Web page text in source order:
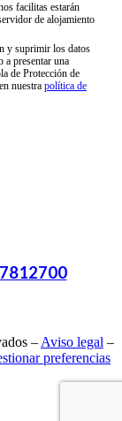
facilitas estarán
de alojamiento
y suprimir los datos
a presentar una
de Protección de
nuestra política de
– Aviso legal –
preferencias